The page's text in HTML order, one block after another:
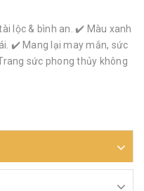
lộc & bình an. ✔️ Màu xanh
✔️ Mang lại may mắn, sức
sức phong thủy không